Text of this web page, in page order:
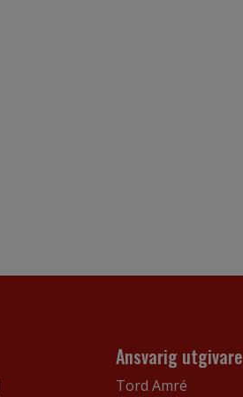
Ansvarig utgivare
Tord Amré